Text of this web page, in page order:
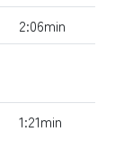
2:06min
1:21min